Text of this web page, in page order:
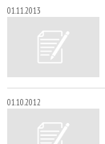
01.11.2013
01.10.2012